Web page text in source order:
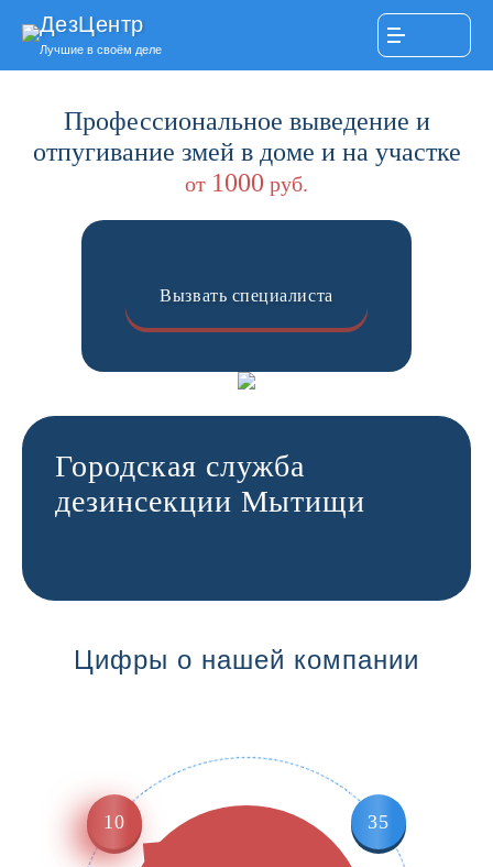
ДезЦентр
Лучшие в своём деле
Профессиональное выведение и
отпугивание змей в доме и на участке
от 1000 руб.
Вызвать специалиста
Городская служба
дезинсекции Мытищи
Цифры о нашей компании
10 35